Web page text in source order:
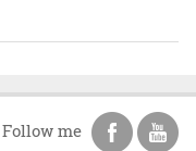
Follow me